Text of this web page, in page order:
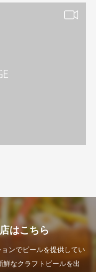
はこちら
ンでビールを提供してい
鮮なクラフトビールを出